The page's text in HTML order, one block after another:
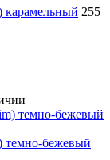
карамельный 255
темно-бежевый